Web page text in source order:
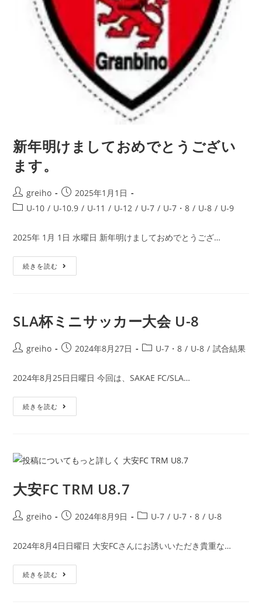
新年明けましておめでとうござい
ます。
greiho
2025年1月1日
U-10 / U-10.9 / U-11 / U-12 / U-7 / U-7・8 / U-8 / U-9
2025年 1月 1日 水曜日 新年明けましておめでとうござ…
続きを読む
SLA杯ミニサッカー大会 U-8
greiho 2024年8月27日 U-7・8 / U-8 / 試合結果
2024年8月25日日曜日 今回は、SAKAE FC/SLA…
続きを読む
大安FC TRM U8.7
greiho 2024年8月9日 U-7 / U-7・8 / U-8
2024年8月4日日曜日 大安FCさんにお誘いいただき貴重な…
続きを読む